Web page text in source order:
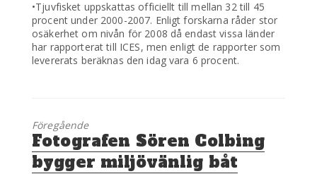
•Tjuvfisket uppskattas officiellt till mellan 32 till 45
procent under 2000-2007. Enligt forskarna råder stor
osäkerhet om nivån för 2008 då endast vissa länder
har rapporterat till ICES, men enligt de rapporter som
levererats beräknas den idag vara 6 procent.
Föregående
Föregående
inlägg:
Fotografen Sören Colbing
bygger miljövänlig båt